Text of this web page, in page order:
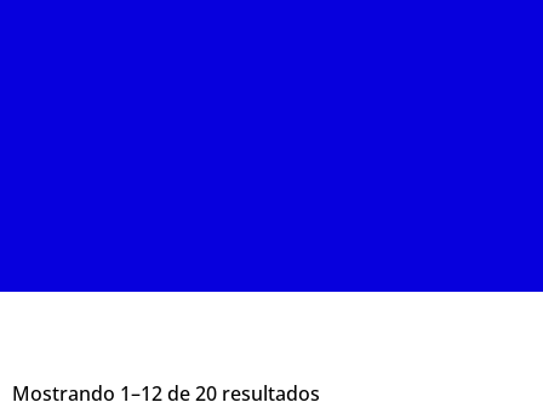
Mostrando 1–12 de 20 resultados